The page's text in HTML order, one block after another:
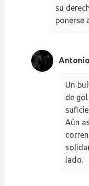
su
ponerse
Antonio
Un
de
Aún
lado.